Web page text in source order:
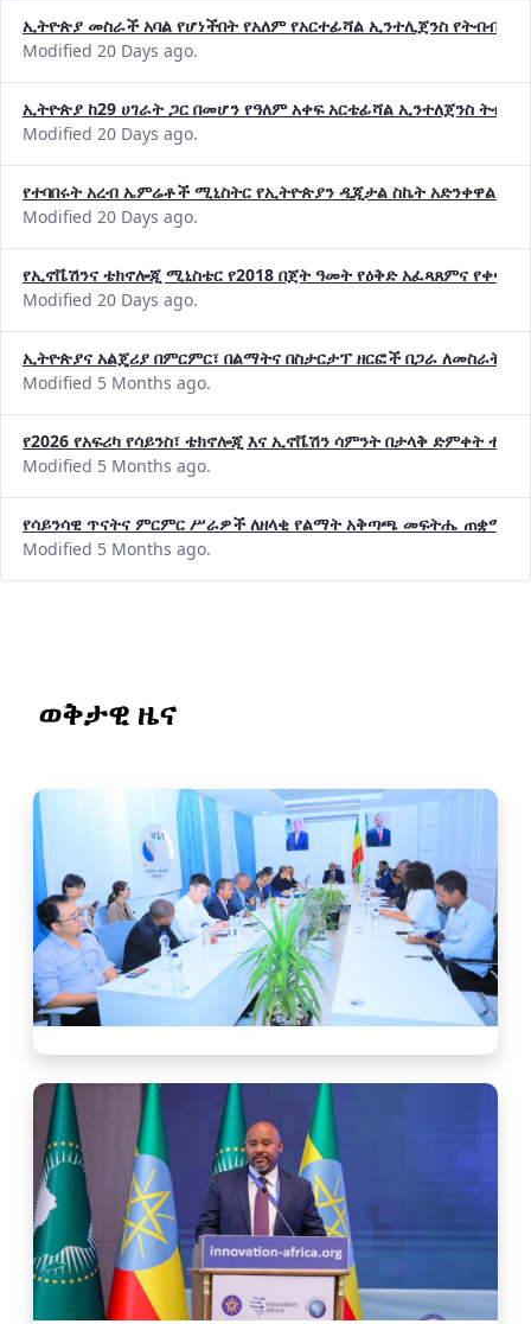
ኢትዮጵያ መስራች አባል የሆነችበት የአለም የአርተፊሻል ኢንተሊጀንስ የትብብር
Modified 20 Days ago.
ኢትዮጵያ ከ29 ሀገራት ጋር በመሆን የዓለም አቀፍ አርቴፊሻል ኢንተለጀንስ
Modified 20 Days ago.
የተባበሩት አረብ ኤምሬቶች ሚኒስትር የኢትዮጵያን ዲጂታል ስኬት አድንቀዋል
Modified 20 Days ago.
የኢኖቬሽንና ቴክኖሎጂ ሚኒስቴር የ2018 በጀት ዓመት የዕቅድ አፈጻጸምና
Modified 20 Days ago.
ኢትዮጵያና አልጄሪያ በምርምር፣ በልማትና በስታርታፕ ዘርፎች በጋራ ለመስራት
Modified 5 Months ago.
የ2026 የአፍሪካ የሳይንስ፣ ቴክኖሎጂ እና ኢኖቬሽን ሳምንት በታላቅ ድምቀት
Modified 5 Months ago.
የሳይንሳዊ ጥናትና ምርምር ሥራዎች ለዘላቂ የልማት አቅጣጫ መፍትሔ ጠቋሚ
Modified 5 Months ago.
ወቅታዊ ዜና